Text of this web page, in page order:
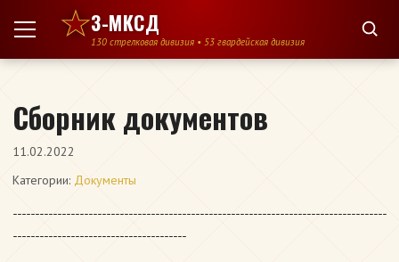
Перейти к содержимому
3-МКСД
130 стрелковая дивизия • 53 гвардейская дивизия
Сборник документов
11.02.2022
Категории: Документы
------------------------------------------------------------------------------------
---------------------------------------